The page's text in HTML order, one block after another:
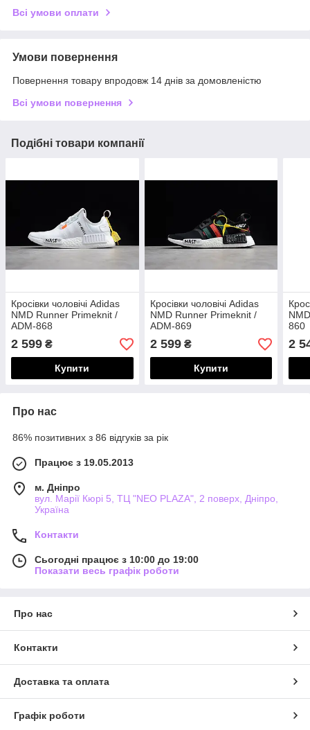
Всі умови оплати
Умови повернення
Повернення товару впродовж 14 днів за домовленістю
Всі умови повернення
Подібні товари компанії
Кросівки чоловічі Adidas
NMD Runner Primeknit /
ADM-868
2 599 ₴
Купити
Кросівки чоловічі Adidas
NMD Runner Primeknit /
ADM-869
2 599₴
Купити
860
2
Про нас
86% позитивних з 86 відгуків за рік
Працює з 19.05.2013
м. Дніпро
вул. Марії Кюрі 5, ТЦ "NEO PLAZA", 2 поверх, Дніпро,
Україна
Контакти
Сьогодні працює з 10:00 до 19:00
Показати весь графік роботи
Про нас
Контакти
Доставка та оплата
Графік роботи